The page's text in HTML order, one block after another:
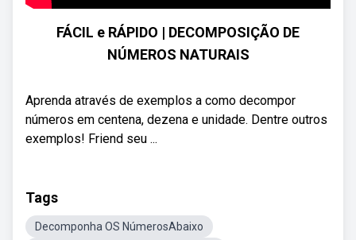
FÁCIL e RÁPIDO | DECOMPOSIÇÃO DE
NÚMEROS NATURAIS
Aprenda através de exemplos a como decompor
números em centena, dezena e unidade. Dentre outros
exemplos! Friend seu ...
Tags
Decomponha OS NúmerosAbaixo